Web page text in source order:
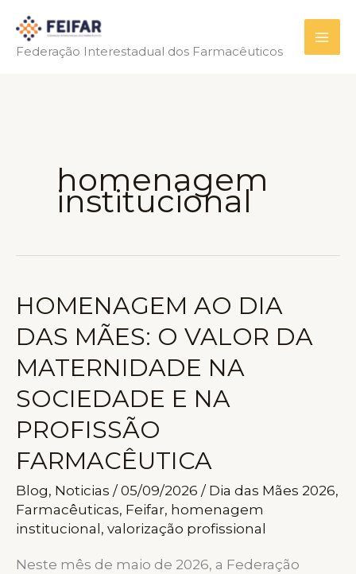
para
Federação Interestadual dos Farmacêuticos
homenagem
institucional
HOMENAGEM AO DIA
DAS MÃES: O VALOR DA
MATERNIDADE NA
SOCIEDADE E NA
PROFISSÃO
FARMACÊUTICA
Blog, Noticias /05/09/2026 / Dia das Mães 2026,
Farmacêuticas, Feifar, homenagem
institucional, valorização profissional
Neste mês de maio de 2026, a Federação